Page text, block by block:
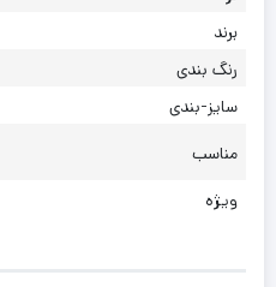
برند
رنگ بندی
سایز-بندی
مناسب
ویژه